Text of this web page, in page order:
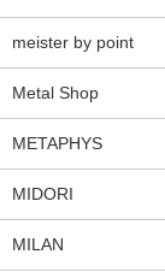
meister by point
Metal Shop
METAPHYS
MIDORI
MILAN